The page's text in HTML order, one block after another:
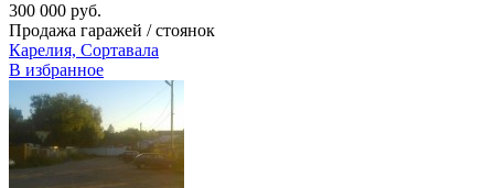
300 000 руб.
Продажа гаражей / стоянок
Карелия, Сортавала
В избранное